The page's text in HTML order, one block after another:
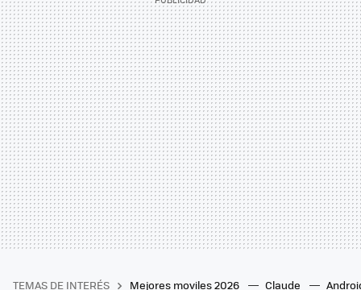
TEMAS DE INTERÉS Mejores moviles 2026 Claude